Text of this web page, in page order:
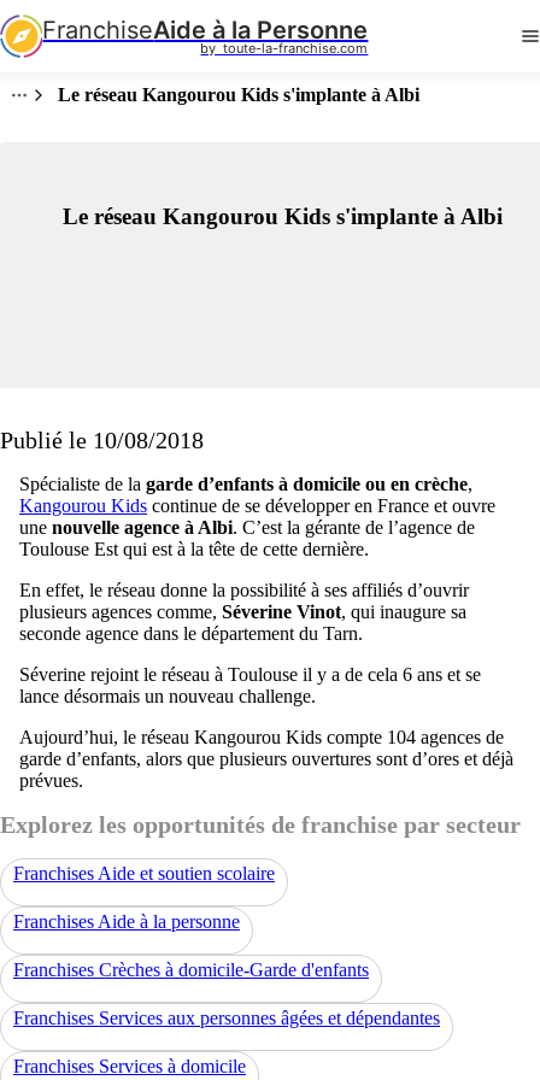
FranchiseAide à la Personne
by  toute-la-franchise.com
Le réseau Kangourou Kids s'implante à Albi
Le réseau Kangourou Kids s'implante à Albi
Publié le 10/08/2018
Spécialiste de la garde d’enfants à domicile ou en crèche,
Kangourou Kids continue de se développer en France et ouvre
une nouvelle agence à Albi. C’est la gérante de l’agence de
Toulouse Est qui est à la tête de cette dernière.
En effet, le réseau donne la possibilité à ses affiliés d’ouvrir
plusieurs agences comme, Séverine Vinot, qui inaugure sa
seconde agence dans le département du Tarn.
Séverine rejoint le réseau à Toulouse il y a de cela 6 ans et se
lance désormais un nouveau challenge.
Aujourd’hui, le réseau Kangourou Kids compte 104 agences de
garde d’enfants, alors que plusieurs ouvertures sont d’ores et déjà
prévues.
Explorez les opportunités de franchise par secteur
Franchises Aide et soutien scolaire
Franchises Aide à la personne
Franchises Crèches à domicile-Garde d'enfants
Franchises Services aux personnes âgées et dépendantes
Franchises Services à domicile